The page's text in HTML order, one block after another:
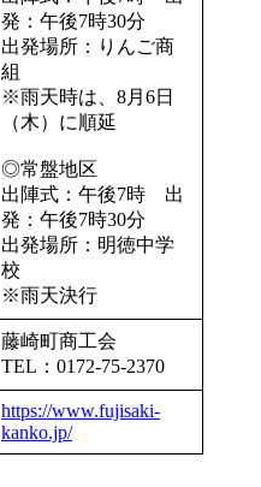
発：午後7時30分
出発場所：りんご商
組
※雨天時は、8月6日
（木）に順延
◎常盤地区
出陣式：午後7時 出
発：午後7時30分
出発場所：明徳中学
校
※雨天決行
藤崎町商工会
TEL：0172-75-2370
https://www.fujisaki-
kanko.jp/